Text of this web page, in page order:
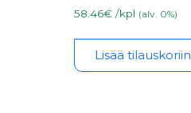
58.46€ /kpl (alv. 0%)
Lisää tilauskoriin